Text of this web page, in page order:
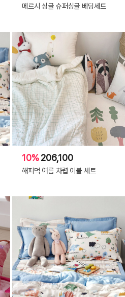
메르시 싱글 슈퍼싱글 베딩세트
10%206,100
해피덕 여름 차렵 이불 세트